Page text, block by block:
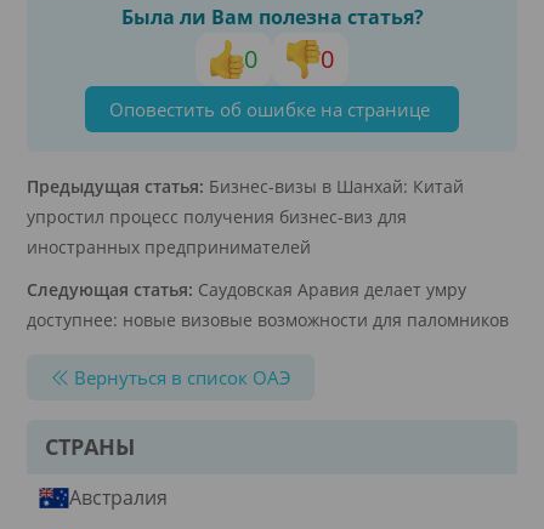
Была ли Вам полезна статья?
0 0
Оповестить об ошибке на странице
Предыдущая статья: Бизнес-визы в Шанхай: Китай
упростил процесс получения бизнес-виз для
иностранных предпринимателей
Следующая статья: Саудовская Аравия делает умру
доступнее: новые визовые возможности для паломников
Вернуться в список ОАЭ
СТРАНЫ
Австралия